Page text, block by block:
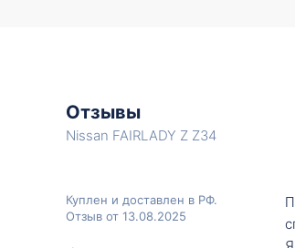
Отзывы
Nissan FAIRLADY Z Z34
Куплен и доставлен в РФ.
Отзыв от 13.08.2025